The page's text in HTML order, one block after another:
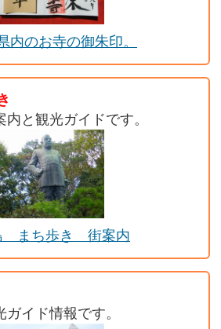
内のお寺の御朱印。
と観光ガイドです。
まち歩き 街案内
イド情報です。